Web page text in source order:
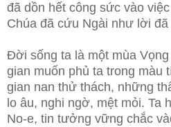
đã dồn hết công sức vào
Chúa đã cứu Ngài như lời
Đời sống ta là một mùa
gian muốn phủ ta trong màu
gian nan thử thách, những
lo âu, nghi ngờ, mệt mỏi. Ta
No-e, tin tưởng vững chắc